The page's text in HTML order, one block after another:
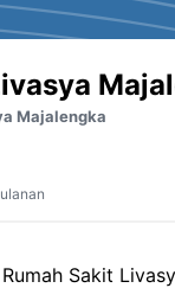
Majalengka
Sakit